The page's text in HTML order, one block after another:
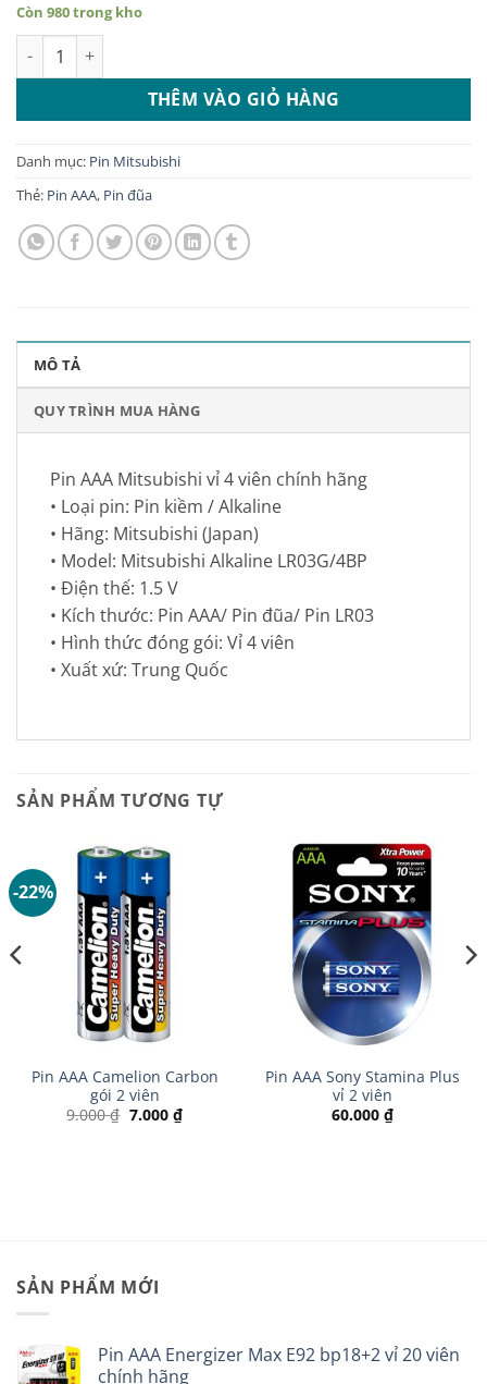
Còn 980 trong kho
Pin AAA Mitsubishi vỉ 4 viên số lượng
THÊM VÀO GIỎ HÀNG
Danh mục: Pin Mitsubishi
Thẻ: Pin AAA, Pin đũa
MÔ TẢ
QUY TRÌNH MUA HÀNG
Pin AAA Mitsubishi vỉ 4 viên chính hãng
• Loại pin: Pin kiềm / Alkaline
• Hãng: Mitsubishi (Japan)
• Model: Mitsubishi Alkaline LR03G/4BP
• Điện thế: 1.5 V
• Kích thước: Pin AAA/ Pin đũa/ Pin LR03
• Hình thức đóng gói: Vỉ 4 viên
• Xuất xứ: Trung Quốc
SẢN PHẨM TƯƠNG TỰ
-22%
Pin AAA Camelion Carbon
gói 2 viên
9.000₫ Giá
7.000 ₫Giá
hiện
Pin AAA Sony Stamina Plus
vỉ 2 viên
60.000 ₫
SẢN PHẨM MỚI
Pin AAA Energizer Max E92 bp18+2 vỉ 20 viên
chính hãng